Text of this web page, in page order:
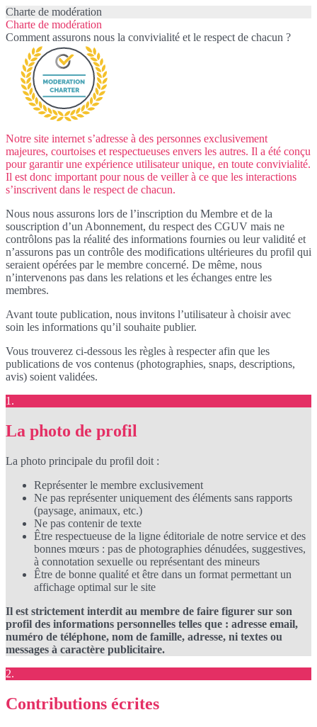
Charte de modération
Charte de modération
Comment assurons nous la convivialité et le respect de chacun ?
Notre site internet s’adresse à des personnes exclusivement
majeures, courtoises et respectueuses envers les autres. Il a été conçu
pour garantir une expérience utilisateur unique, en toute convivialité.
Il est donc important pour nous de veiller à ce que les interactions
s’inscrivent dans le respect de chacun.
Nous nous assurons lors de l’inscription du Membre et de la
souscription d’un Abonnement, du respect des CGUV mais ne
contrôlons pas la réalité des informations fournies ou leur validité et
n’assurons pas un contrôle des modifications ultérieures du profil qui
seraient opérées par le membre concerné. De même, nous
n’intervenons pas dans les relations et les échanges entre les
membres.
Avant toute publication, nous invitons l’utilisateur à choisir avec
soin les informations qu’il souhaite publier.
Vous trouverez ci-dessous les règles à respecter afin que les
publications de vos contenus (photographies, snaps, descriptions,
avis) soient validées.
1.
La photo de profil
La photo principale du profil doit :
Représenter le membre exclusivement
Ne pas représenter uniquement des éléments sans rapports
(paysage, animaux, etc.)
Ne pas contenir de texte
Être respectueuse de la ligne éditoriale de notre service et des
bonnes mœurs : pas de photographies dénudées, suggestives,
à connotation sexuelle ou représentant des mineurs
Être de bonne qualité et être dans un format permettant un
affichage optimal sur le site
Il est strictement interdit au membre de faire figurer sur son
profil des informations personnelles telles que : adresse email,
numéro de téléphone, nom de famille, adresse, ni textes ou
messages à caractère publicitaire.
2.
Contributions écrites